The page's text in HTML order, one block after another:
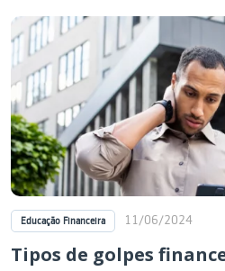
Educação Financeira 11/06/2024
Tipos de golpes